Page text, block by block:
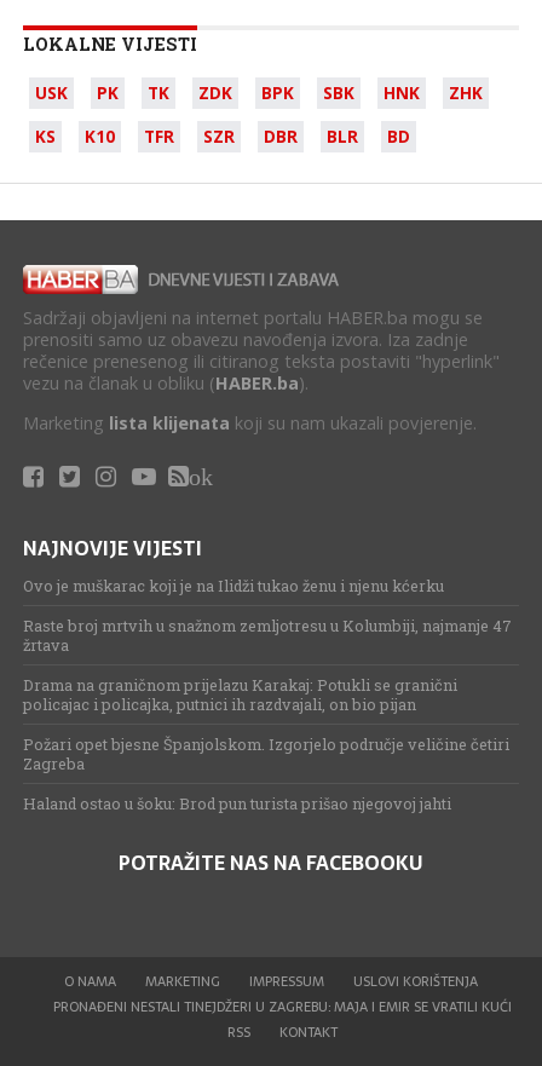
LOKALNE VIJESTI
USK PK TK ZDK BPK SBK HNK
ZHK
KS
K10 TFR SZR DBR BLR BD
Sadržaji objavljeni na internet portalu HABER.ba mogu se
prenositi samo uz obavezu navođenja izvora. Iza zadnje
rečenice prenesenog ili citiranog teksta postaviti "hyperlink"
vezu na članak u obliku (HABER.ba).
Marketing lista klijenata koji su nam ukazali povjerenje.
ok
NAJNOVIJE VIJESTI
Ovo je muškarac koji je na Ilidži tukao ženu i njenu kćerku
Raste broj mrtvih u snažnom zemljotresu u Kolumbiji, najmanje 47
žrtava
Drama na graničnom prijelazu Karakaj: Potukli se granični
policajac i policajka, putnici ih razdvajali, on bio pijan
Požari opet bjesne Španjolskom. Izgorjelo područje veličine četiri
Zagreba
Haland ostao u šoku: Brod pun turista prišao njegovoj jahti
POTRAŽITE NAS NA FACEBOOKU
O NAMA MARKETING IMPRESSUM
USLOVI KORIŠTENJA
PRONAĐENI NESTALI TINEJDŽERI U ZAGREBU: MAJA I EMIR SE VRATILI KUĆI
RSS
KONTAKT